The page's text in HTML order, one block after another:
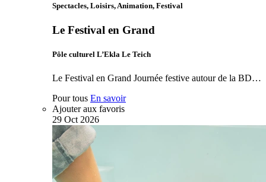
Spectacles, Loisirs, Animation, Festival
Le Festival en Grand
Pôle culturel L’Ekla Le Teich
Le Festival en Grand Journée festive autour de la BD…
Pour tous En savoir
Ajouter aux favoris
29 Oct 2026